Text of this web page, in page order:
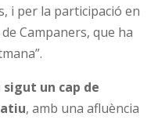
i per la participació en
Campaners, que ha
sigut un cap de
, amb una afluència